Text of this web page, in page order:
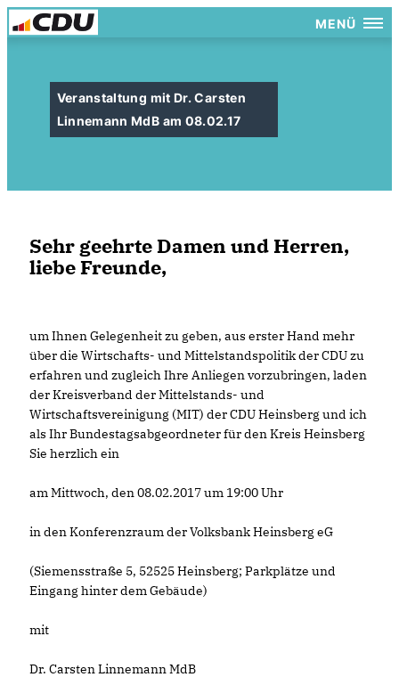
MENÜ
Veranstaltung mit Dr. Carsten
Linnemann MdB am 08.02.17
Sehr geehrte Damen und Herren,
liebe Freunde,
um Ihnen Gelegenheit zu geben, aus erster Hand mehr
über die Wirtschafts- und Mittelstandspolitik der CDU zu
erfahren und zugleich Ihre Anliegen vorzubringen, laden
der Kreisverband der Mittelstands- und
Wirtschaftsvereinigung (MIT) der CDU Heinsberg und ich
als Ihr Bundestagsabgeordneter für den Kreis Heinsberg
Sie herzlich ein
am Mittwoch, den 08.02.2017 um 19:00 Uhr
in den Konferenzraum der Volksbank Heinsberg eG
(Siemensstraße 5, 52525 Heinsberg; Parkplätze und
Eingang hinter dem Gebäude)
mit
Dr. Carsten Linnemann MdB